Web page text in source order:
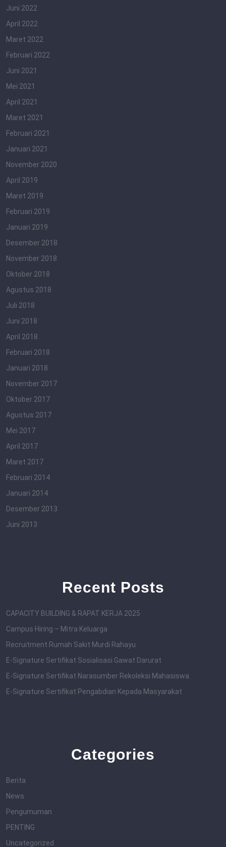
Juni 2022
April 2022
Maret 2022
Februari 2022
Juni 2021
Mei 2021
April 2021
Maret 2021
Februari 2021
Januari 2021
November 2020
April 2019
Maret 2019
Februari 2019
Januari 2019
Desember 2018
November 2018
Oktober 2018
Agustus 2018
Juli 2018
Juni 2018
April 2018
Februari 2018
Januari 2018
November 2017
Oktober 2017
Agustus 2017
Mei 2017
April 2017
Maret 2017
Februari 2014
Januari 2014
Desember 2013
Juni 2013
Recent Posts
CAPACITY BUILDING & RAPAT KERJA 2025
Campus Hiring – Mitra Keluarga
Recruitment Rumah Sakit Murdi Rahayu
E-Signature Sertifikat Sosialisasi Gawat Darurat
E-Signature Sertifikat Narasumber Rekoleksi Mahasiswa
E-Signature Sertifikat Pengabdian Kepada Masyarakat
Categories
Berita
News
Pengumuman
PENTING
Uncategorized